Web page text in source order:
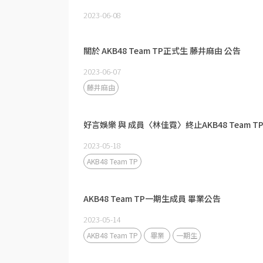
2023-06-08
關於 AKB48 Team TP正式生 藤井麻由 公告
2023-06-07
藤井麻由
好言娛樂 與 成員〈林佳霓〉終止AKB48 Team
2023-05-18
AKB48 Team TP
AKB48 Team TP一期生成員 畢業公告
2023-05-14
AKB48 Team TP 畢業 一期生